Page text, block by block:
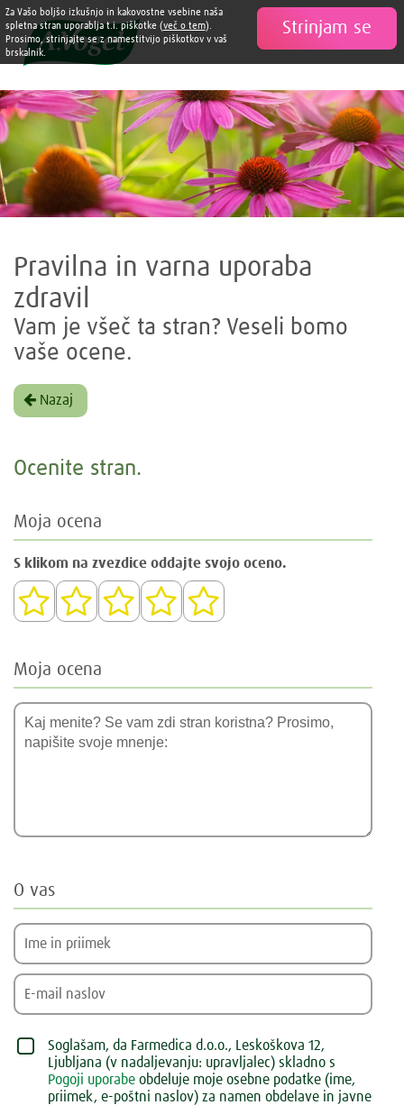

Pravilna in varna uporaba
zdravil
Vam je všeč ta stran? Veseli bomo
vaše ocene.
Nazaj
Ocenite stran.
Moja ocena
S klikom na zvezdice oddajte svojo oceno.
Moja ocena
O vas
Soglašam, da Farmedica d.o.o., Leskoškova 12,
Ljubljana (v nadaljevanju: upravljalec) skladno s
Pogoji uporabeobdeluje moje osebne podatke (ime,
priimek, e-poštni naslov) za namen obdelave in javne
Strinjam se
Za Vašo boljšo izkušnjo in kakovostne vsebine naša
spletna stran uporablja t.i. piškotke (več o tem).
Prosimo, strinjajte se z namestitvijo piškotkov v vaš
brskalnik.